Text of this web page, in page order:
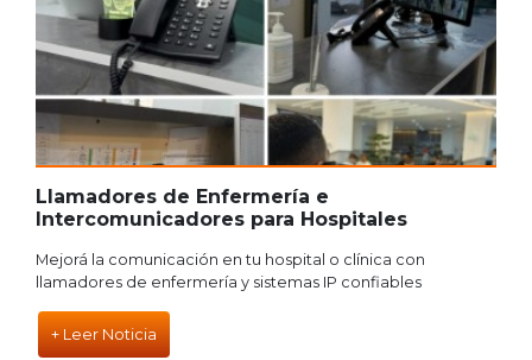
Llamadores de Enfermería e
Intercomunicadores para Hospitales
Mejorá la comunicación en tu hospital o clínica con
llamadores de enfermería y sistemas IP confiables
+ Leer Noticia